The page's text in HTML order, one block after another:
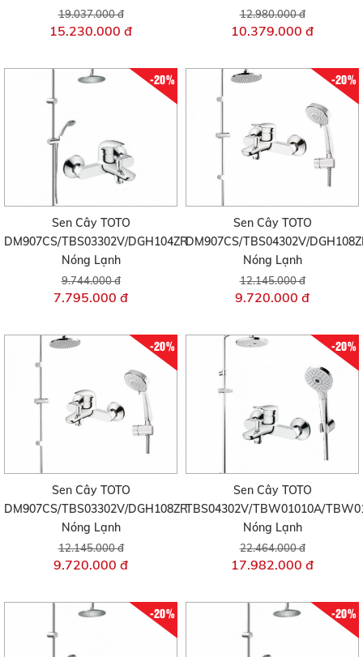
19.037.000 đ
15.230.000 đ
12.980.000 đ
10.379.000 đ
-20%
Sen Cây TOTO
DM907CS/TBS03302V/DGH104ZR
Nóng Lạnh
9.744.000 đ
7.795.000 đ
-20%
Sen Cây TOTO
DM907CS/TBS04302V/
Nóng Lạnh
12.145.000 đ
9.720.000 đ
-20%
Sen Cây TOTO
DM907CS/TBS03302V/DGH108ZR
Nóng Lạnh
12.145.000 đ
9.720.000 đ
-20%
Sen Cây TOTO
TBS04302V/TBW01010A/
Nóng Lạnh
22.464.000 đ
17.982.000 đ
-20% -20%